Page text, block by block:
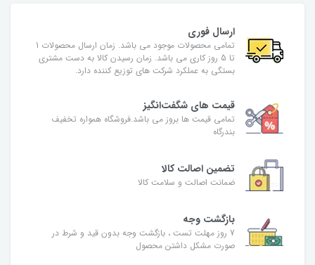
ارسال فوری
تمامی محصولات موجود می باشد. زمان ارسال محصولات 1
تا 5 روز کاری می باشد. زمان رسیدن کالا به دست مشتری
بستگی به عملکرد شرکت های توزیع کننده دارد.
قیمت های شگفت‌انگیز
تمامی قیمت ها بروز می باشد.فروشگاه همواره تخفیف
بندرگاه
تضمین اصالت کالا
ضمانت اصالت و سلامت کالا
بازگشت وجه
7 روز مهلت تست ، بازگشت وجه بدون قید و شرط در
صورت مشکل داشتن محصول